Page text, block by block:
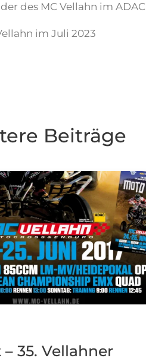
des MC Vellahn im ADAC
im Juli 2023
Beiträge
35. Vellahner